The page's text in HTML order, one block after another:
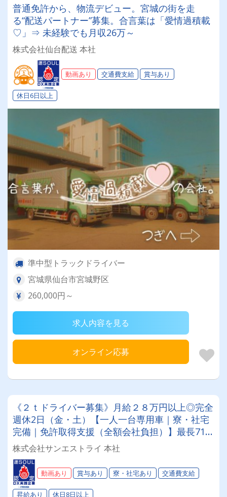
普通免許から、物流デビュー。宮城の街を走
る“配送パートナー”募集。合言葉は「愛情過積載
♡」⇒ 未経験でも月収26万～
株式会社仙台配送 本社
動画あり 交通費支給 賞与あり
休日6日以上
準中型トラックドライバー
宮城県仙台市宮城野区
260,000円～
求人内容を見る
オンライン応募
《２ｔドライバー募集》月給２８万円以上◎完全
週休2日（金・土）【一人一台専用車｜寮・社宅
完備｜免許取得支援（全額会社負担）】最長71歳
のドライバー在籍★年収400万以上稼ぐドライバ
ー多数！
株式会社サンエストライ 本社
動画あり 賞与あり 寮・社宅あり 交通費支給
昇給あり 休日8日以上